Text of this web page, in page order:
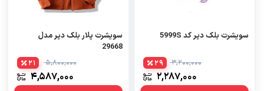
سویشرت بلک دیر کد 5999S
3,200,000
2,287,000
29
سویشرت پلار بلک دیر مدل
29668
5,800,000
4,587,000
21